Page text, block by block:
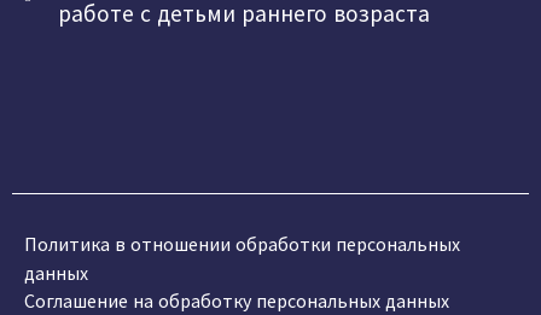
работе с детьми раннего возраста
Политика в отношении обработки персональных
данных
Соглашение на обработку персональных данных